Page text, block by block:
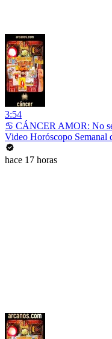
3:54
♋ CÁNCER AMOR: No
Video Horóscopo
hace 17 horas